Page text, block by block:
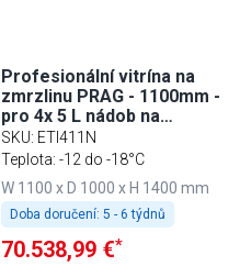
Profesionální vitrína na
zmrzlinu PRAG - 1100mm -
pro 4x 5 L nádob na
zmrzlinu
SKU: ETI411N
Teplota: -12 do -18°C
W 1100 x D 1000 x H 1400 mm
Doba doručení: 5 - 6 týdnů
70.538,99 €*